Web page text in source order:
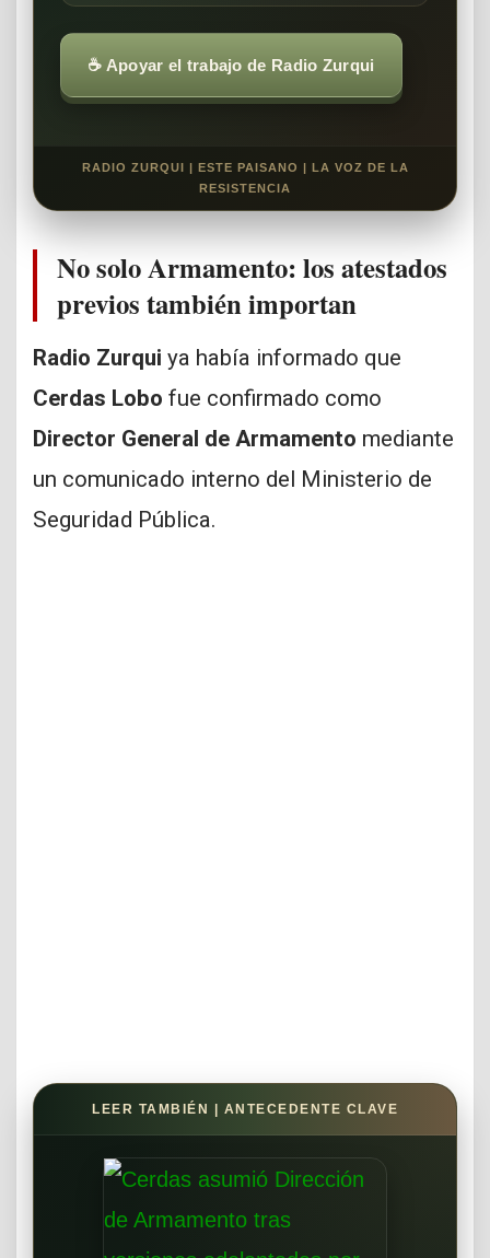
☕ Apoyar el trabajo de Radio Zurqui
RADIO ZURQUI | ESTE PAISANO | LA VOZ DE LA
RESISTENCIA
No solo Armamento: los atestados
previos también importan
Radio Zurqui ya había informado que
Cerdas Lobo fue confirmado como
Director General de Armamento mediante
un comunicado interno del Ministerio de
Seguridad Pública.
LEER TAMBIÉN | ANTECEDENTE CLAVE